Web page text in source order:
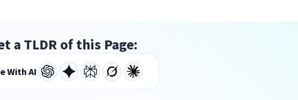
a TLDR of this Page:
With AI